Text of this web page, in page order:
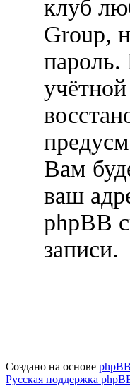
клуб
Group,
пароль.
Вам
ваш
phpBB
записи.
Создано на основе phpBB
Русская поддержка